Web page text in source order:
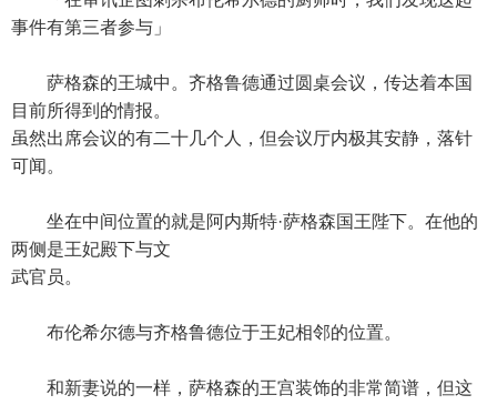
事件有第三者参与」
萨格森的王城中。齐格鲁德通过圆桌会议，传达着本国
目前所得到的情报。
虽然出席会议的有二十几个人，但会议厅内极其安静，落针
可闻。
坐在中间位置的就是阿内斯特·萨格森国王陛下。在他的
两侧是王妃殿下与文
武官员。
布伦希尔德与齐格鲁德位于王妃相邻的位置。
和新妻说的一样，萨格森的王宫装饰的非常简谱，但这